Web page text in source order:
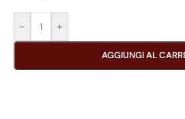
- +
AGGIUNGI AL